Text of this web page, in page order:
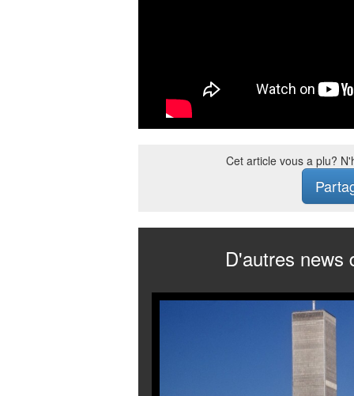
Cet article vous a plu?
D'autres news